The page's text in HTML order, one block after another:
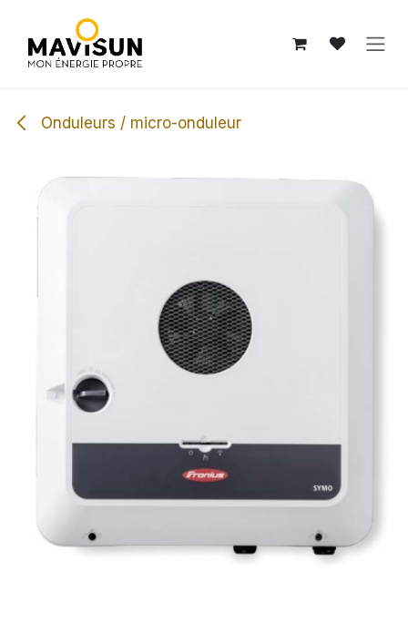
Onduleurs / micro-onduleur